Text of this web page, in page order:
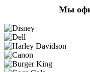
Мы